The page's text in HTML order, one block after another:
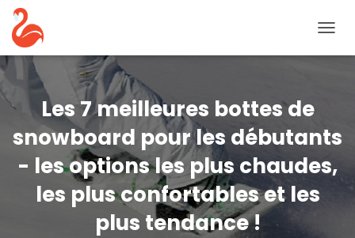
A
E
R
L
A
Les 7 meilleures bottes de
snowboard pour les débutants
- les options les plus chaudes,
les plus confortables et les
plus tendance !